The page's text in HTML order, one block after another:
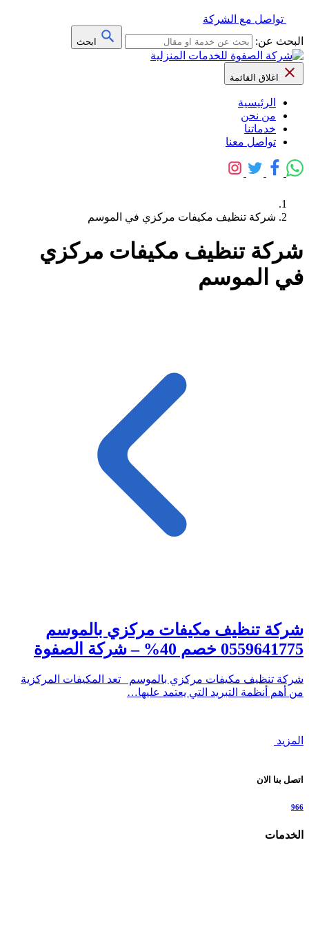
تواصل مع الشركة
البحث عن:
ابحث
اغلاق القائمة
الرئيسية
من نحن
خدماتنا
تواصل معنا
شركة تنظيف مكيفات مركزي في الموسم
شركة تنظيف مكيفات مركزي
في الموسم
شركة تنظيف مكيفات مركزي بالموسم
0559641775 خصم 40% – شركة الصفوة
شركة تنظيف مكيفات مركزي بالموسم تعد المكيفات المركزية
من أهم أنظمة التبريد التي يعتمد عليها…
المزيد
اتصل بنا الان
966
الخدمات